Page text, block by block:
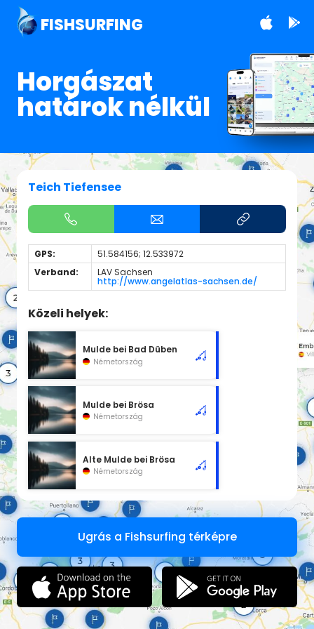
FISHSURFING
Horgászat
határok nélkül
Teich Tiefensee
GPS:
51.584156; 12.533972
Verband:
LAV Sachsen
http://www.angelatlas-sachsen.de/
Közeli helyek:
Mulde bei Bad Düben
Németország
Mulde bei Brösa
Németország
Alte Mulde bei Brösa
Németország
Ugrás a Fishsurfing térképre